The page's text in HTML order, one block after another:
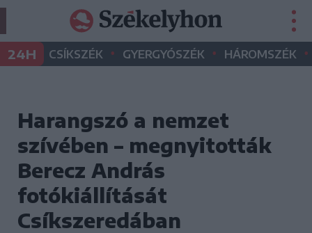
24H CSÍKSZÉK • GYERGYÓSZÉK • HÁROMSZÉK •
Harangszó a nemzet
szívében – megnyitották
Berecz András
fotókiállítását
Csíkszeredában